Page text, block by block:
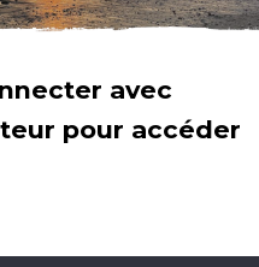
avec
pour accéder